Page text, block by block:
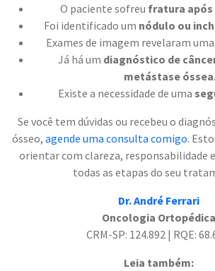
O paciente sofreu fratura
Foi identificado um nódulo ou
Exames de imagem revelaram uma
Já há um diagnóstico de
metástase óssea.
Existe a necessidade de uma
Se você tem dúvidas ou recebeu o
ósseo, agende uma consulta comigo.
orientar com clareza, responsabilidade
todas as etapas do seu
Dr. André Ferrari
Oncologia Ortopédica
CRM-SP: 124.892 | RQE:
Leia também: